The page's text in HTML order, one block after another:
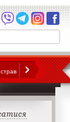
страв